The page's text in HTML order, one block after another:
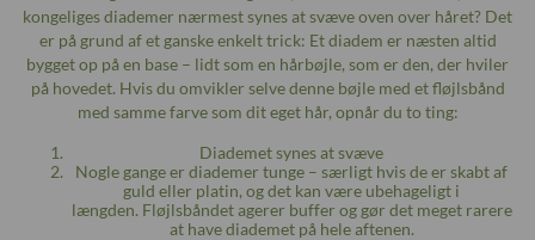
kongeliges diademer nærmest synes at svæve oven over håret? Det
er på grund af et ganske enkelt trick: Et diadem er næsten altid
bygget op på en base – lidt som en hårbøjle, som er den, der hviler
på hovedet. Hvis du omvikler selve denne bøjle med et fløjlsbånd
med samme farve som dit eget hår, opnår du to ting:
Diademet synes at svæve
Nogle gange er diademer tunge – særligt hvis de er skabt af
guld eller platin, og det kan være ubehageligt i
længden. Fløjlsbåndet agerer buffer og gør det meget rarere
at have diademet på hele aftenen.